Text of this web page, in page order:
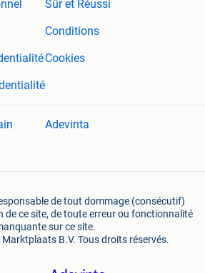
Sûr et Réussi
Conditions
Cookies
Adevinta
de tout dommage (consécutif)
de ce site, de toute erreur ou fonctionnalité
sur ce site.
B.V. Tous droits réservés.